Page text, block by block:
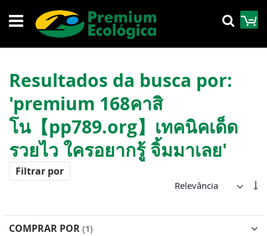
para
o
Resultados da busca por:
'premium 168คาสิ
โน【pp789.org】เทคนิคเด็ด
รวยไว ใครอยากรู้ จิ้มมาเลย'
Filtrar por
COMPRAR POR